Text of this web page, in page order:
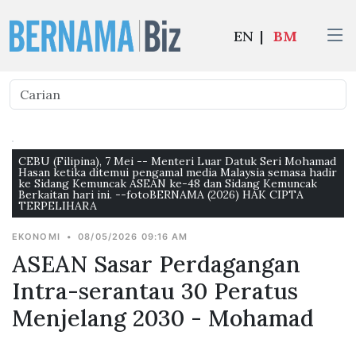
EN | BM
CEBU (Filipina), 7 Mei -- Menteri Luar Datuk Seri Mohamad
Hasan ketika ditemui pengamal media Malaysia semasa hadir
ke Sidang Kemuncak ASEAN ke-48 dan Sidang Kemuncak
Berkaitan hari ini. --fotoBERNAMA (2026) HAK CIPTA
TERPELIHARA
EKONOMI • 08/05/2026 09:16 AM
ASEAN Sasar Perdagangan
Intra-serantau 30 Peratus
Menjelang 2030 - Mohamad